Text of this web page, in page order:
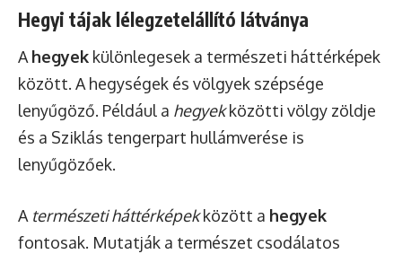
Hegyi tájak lélegzetelállító látványa
A hegyek különlegesek a természeti háttérképek
között. A hegységek és völgyek szépsége
lenyűgöző. Például a hegyekközötti völgy zöldje
és a Sziklás tengerpart hullámverése is
lenyűgözőek.
A természeti háttérképekközött a hegyek
fontosak. Mutatják a természet csodálatos